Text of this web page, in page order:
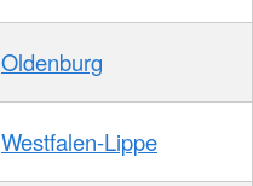
Oldenburg
Westfalen-Lippe